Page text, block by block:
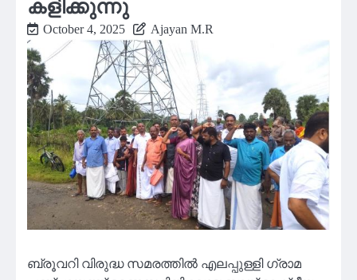
കളിക്കുന്നു
October 4, 2025 Ajayan M.R
ബ്രൂവറി വിരുദ്ധ സമരത്തിൽ എലപ്പുള്ളി ഗ്രാമ